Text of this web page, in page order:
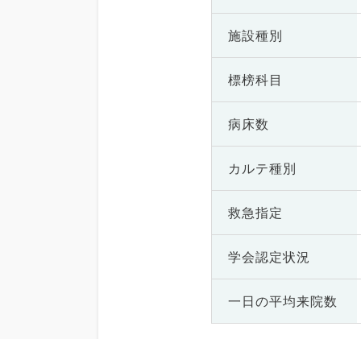
施設種別
標榜科目
病床数
カルテ種別
救急指定
学会認定状況
一日の平均来院数